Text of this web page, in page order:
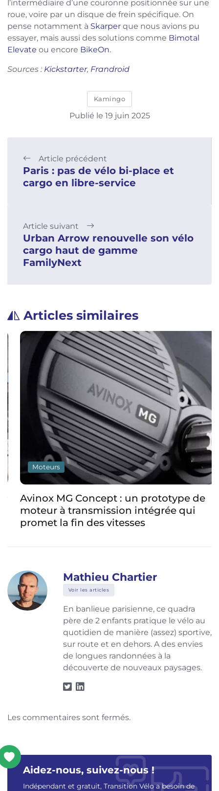
l’intermédiaire d’une couronne positionnée sur une
roue, voire par un disque de frein spécifique. On
pense notamment à Skarper que nous avions pu
essayer, mais aussi des solutions comme Bimotal
Elevate ou encore BikeOn.
Sources : Kickstarter, Frandroid
Kamingo
Publié le 19 juin 2025
Article précédent
Paris : pas de vélo bi-place et
cargo en libre-service
Article suivant
Urban Arrow renouvelle son vélo
cargo haut de gamme
FamilyNext
Articles similaires
Moteurs
Avinox MG Concept : un prototype de
moteur à transmission intégrée qui
promet la fin des vitesses
Mathieu Chartier
Voir les articles
En banlieue parisienne, ce quadra
père de 2 enfants pratique le vélo au
quotidien de manière (assez) sportive,
sur route et en dehors. A des envies
de longues randonnées à la
découverte de nouveaux paysages.
Les commentaires sont fermés.
Aidez-nous, suivez-nous !
Indépendant et gratuit, Transition Vélo a besoin de